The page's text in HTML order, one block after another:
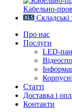
Кабельно-
Про нас
Послуги
LED-
Статті
Доставка і
Контакти